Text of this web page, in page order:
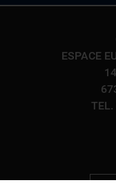
ESPACE